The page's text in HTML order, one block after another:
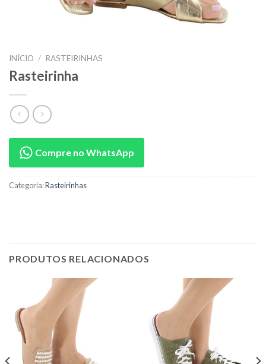
INÍCIO / RASTEIRINHAS
Rasteirinha
Compre no WhatsApp
Categoria:Rasteirinhas
PRODUTOS RELACIONADOS